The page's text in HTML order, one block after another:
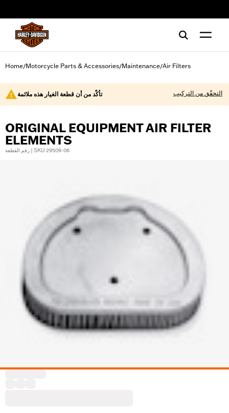
Home/Motorcycle Parts & Accessories/Maintenance/Air Filters
تأكّد من أن قطعة الغيار هذه ملائمة التحقّق من التركيب
ORIGINAL EQUIPMENT AIR FILTER
ELEMENTS
رقم القطعة | SKU 29509-06